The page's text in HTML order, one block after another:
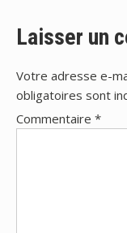
l’article
Laisser un
Votre adresse e-
obligatoires sont
Commentaire *